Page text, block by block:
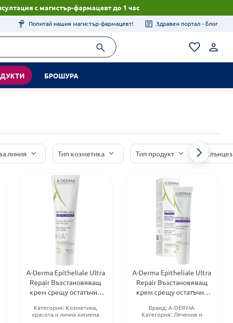
с магистър-фармацевт до 1 час
Попитай нашия магистър-фармацевт! Здравен портал - блог
БРОШУРА
линия Тип козметика Тип продукт
A-Derma Epitheliale Ultra
Repair Възстановяващ
крем срещу остатъчни
Категория: Козметика,
красота и лична хигиена
A-Derma Epitheliale Ultra
Repair Възстановяващ
крем срещу остатъчни
Бранд:A-DERMA
Категория: Лечение и